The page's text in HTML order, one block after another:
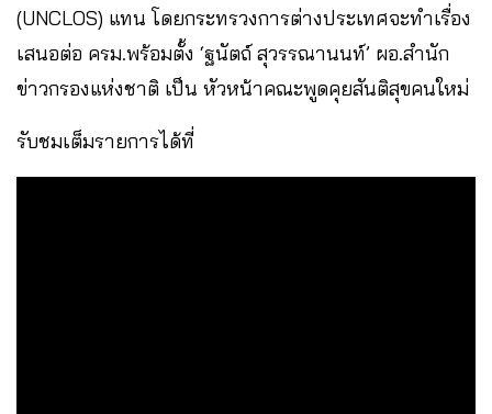
(UNCLOS) แทน โดยกระทรวงการต่างประเทศจะทำเรื่อง
เสนอต่อ ครม.พร้อมตั้ง ‘ฐนัตถ์ สุวรรณานนท์’ ผอ.สำนัก
ข่าวกรองแห่งชาติ เป็น หัวหน้าคณะพูดคุยสันติสุขคนใหม่
รับชมเต็มรายการได้ที่